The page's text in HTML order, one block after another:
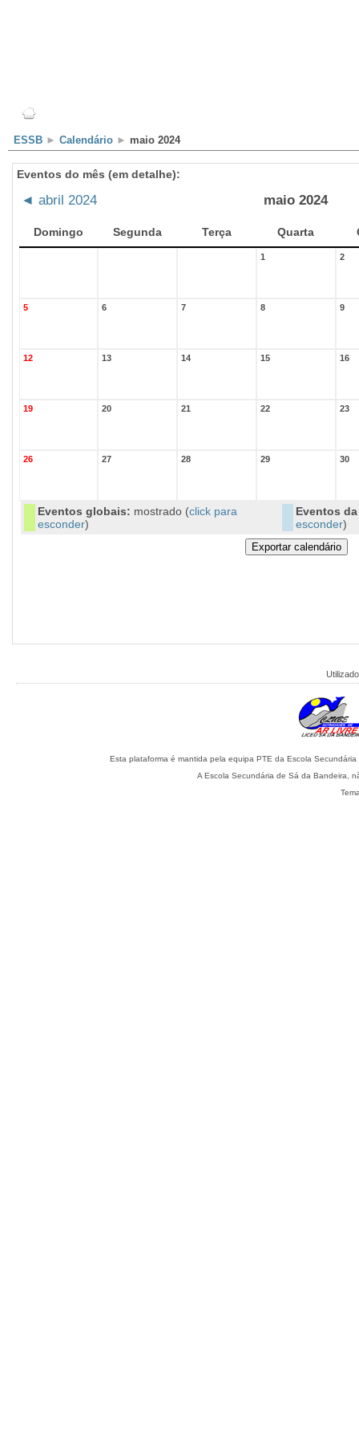
ESSB ► Calendário ► maio 2024
Eventos do mês (em detalhe):
◄ abril 2024 maio 2024
Domingo Segunda Terça Quarta
1 2
5 6 7 8 9
12 13 14 15 16
19 20 21 22 23
26 27 28 29 30
Eventos globais: mostrado (click para
esconder)
Eventos
esconder)
Esta plataforma é mantida pela equipa PTE da Escola
A Escola Secundária de Sá da Bandeira,